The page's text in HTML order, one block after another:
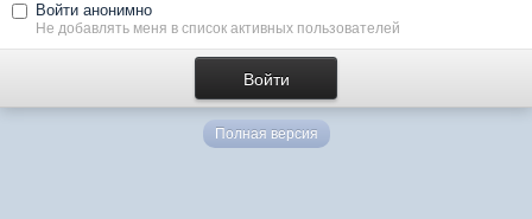
Войти анонимно
Не добавлять меня в список активных пользователей
Полная версия